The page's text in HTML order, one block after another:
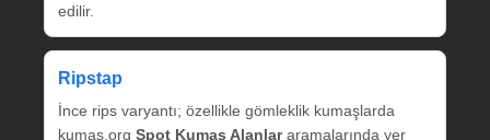
edilir.
Ripstap
İnce rips varyantı; özellikle gömleklik kumaşlarda
kumas.org Spot Kumaş Alanlararamalarında yer